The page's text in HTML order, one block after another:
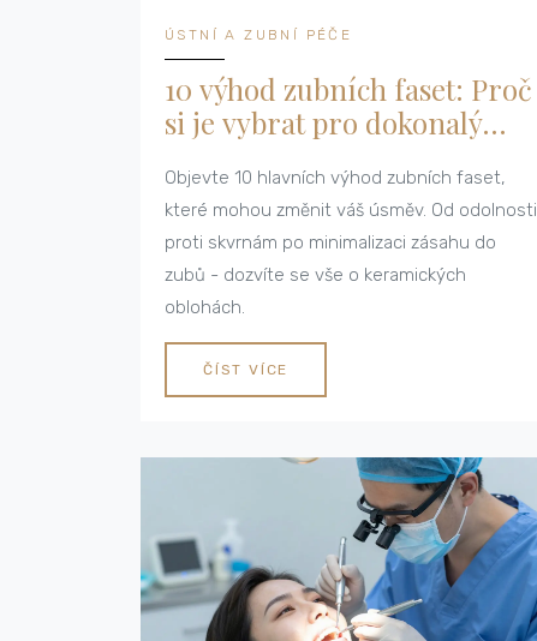
ÚSTNÍ A ZUBNÍ PÉČE
10 výhod zubních faset: Proč
si je vybrat pro dokonalý
Objevte 10 hlavních výhod zubních faset,
které mohou změnit váš úsměv. Od odolnosti
proti skvrnám po minimalizaci zásahu do
zubů - dozvíte se vše o keramických
oblohách.
ČÍST VÍCE